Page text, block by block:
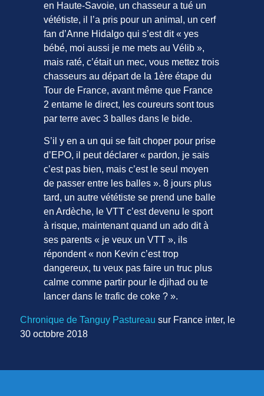
en Haute-Savoie, un chasseur a tué un
vététiste, il l’a pris pour un animal, un cerf
fan d’Anne Hidalgo qui s’est dit « yes
bébé, moi aussi je me mets au Vélib »,
mais raté, c’était un mec, vous mettez trois
chasseurs au départ de la 1ère étape du
Tour de France, avant même que France
2 entame le direct, les coureurs sont tous
par terre avec 3 balles dans le bide.
S’il y en a un qui se fait choper pour prise
d’EPO, il peut déclarer « pardon, je sais
c’est pas bien, mais c’est le seul moyen
de passer entre les balles ». 8 jours plus
tard, un autre vététiste se prend une balle
en Ardèche, le VTT c’est devenu le sport
à risque, maintenant quand un ado dit à
ses parents « je veux un VTT », ils
répondent « non Kevin c’est trop
dangereux, tu veux pas faire un truc plus
calme comme partir pour le djihad ou te
lancer dans le trafic de coke ? ».
Chronique de Tanguy Pastureau sur France inter, le
30 octobre 2018